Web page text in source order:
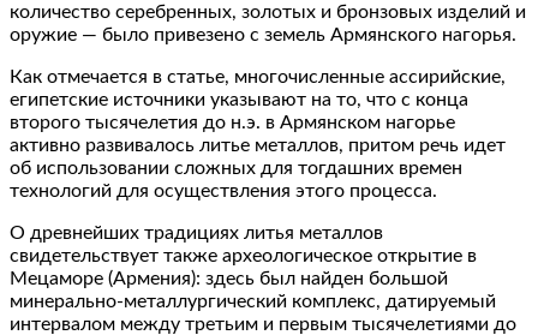
количество серебренных, золотых и бронзовых изделий и
оружие — было привезено с земель Армянского нагорья.
Как отмечается в статье, многочисленные ассирийские,
египетские источники указывают на то, что с конца
второго тысячелетия до н.э. в Армянском нагорье
активно развивалось литье металлов, притом речь идет
об использовании сложных для тогдашних времен
технологий для осуществления этого процесса.
О древнейших традициях литья металлов
свидетельствует также археологическое открытие в
Мецаморе (Армения): здесь был найден большой
минерально-металлургический комплекс, датируемый
интервалом между третьим и первым тысячелетиями до